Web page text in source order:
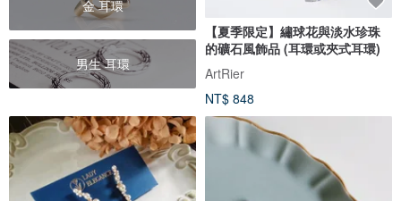
金 耳環
男生 耳環
【夏季限定】繡球花與淡水珍珠
的礦石風飾品 (耳環或夾式耳環)
ArtRier
NT$ 848